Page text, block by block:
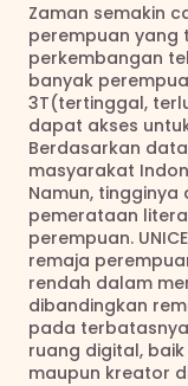
Zaman semakin
perempuan yang
perkembangan
banyak
3T(tertinggal,
dapat akses
Berdasarkan data
masyarakat
Namun, tingginya
pemerataan
perempuan.
remaja
rendah dalam
dibandingkan
pada
ruang digital,
maupun kreator